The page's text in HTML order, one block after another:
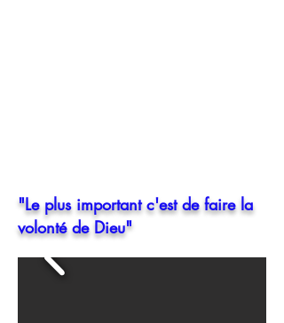
"Le plus important c'est de faire la
volonté de Dieu"